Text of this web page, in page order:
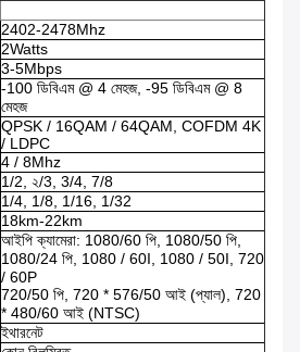
2402-2478Mhz
2Watts
3-5Mbps
-100 ডিবিএম @ 4 মেহজ, -95 ডিবিএম @ 8
মেহজ
QPSK / 16QAM / 64QAM, COFDM 4K
/ LDPC
4 / 8Mhz
1/2, ২/3, 3/4, 7/8
1/4, 1/8, 1/16, 1/32
18km-22km
আইপি ক্যামেরা: 1080/60 পি, 1080/50 পি,
1080/24 পি, 1080 / 60I, 1080 / 50I, 720
/ 60P
720/50 পি, 720 * 576/50 আই (প্যাল), 720
* 480/60 আই (NTSC)
ইথারনেট